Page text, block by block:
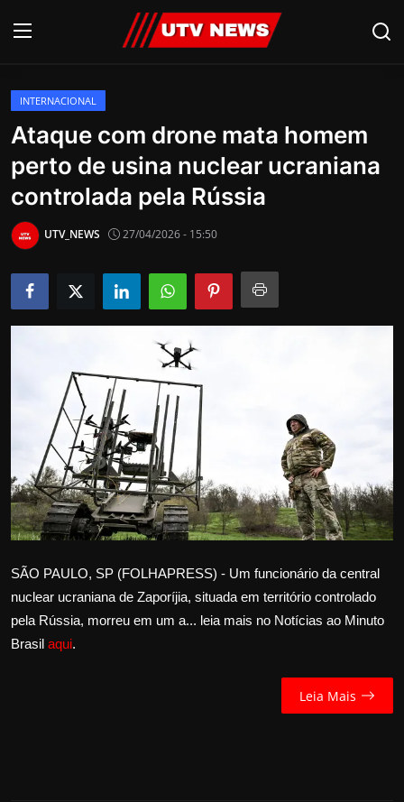
AO VIVO
PIRACICABA
CAMPINAS
LIMEIRA
ESPIRITO SANTO
Internacional
APOIE
Educação
Política
Saúde
INTERNACIONAL
Ataque com drone mata homem
perto de usina nuclear ucraniana
controlada pela Rússia
UTV_NEWS 27/04/2026 - 15:50
SÃO PAULO, SP (FOLHAPRESS) - Um funcionário da central
nuclear ucraniana de Zaporíjia, situada em território controlado
pela Rússia, morreu em um a... leia mais no Notícias ao Minuto
Brasil aqui.
Leia Mais